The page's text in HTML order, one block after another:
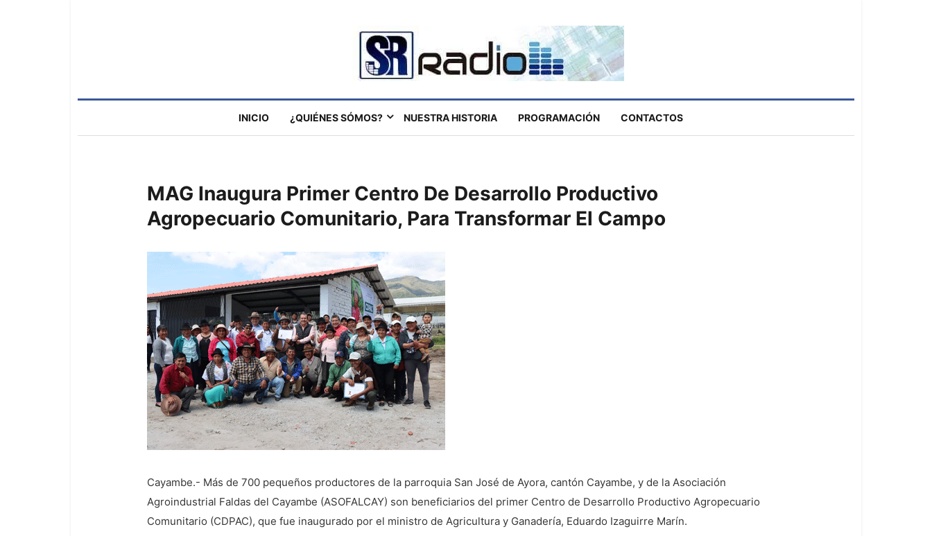
INICIO ¿QUIÉNES SÓMOS? NUESTRA HISTORIA PROGRAMACIÓN CONTACTOS
MAG Inaugura Primer Centro De Desarrollo Productivo
Agropecuario Comunitario, Para Transformar El Campo
Cayambe.- Más de 700 pequeños productores de la parroquia San José de Ayora, cantón Cayambe, y de la Asociación
Agroindustrial Faldas del Cayambe (ASOFALCAY) son beneficiarios del primer Centro de Desarrollo Productivo Agropecuario
Comunitario (CDPAC), que fue inaugurado por el ministro de Agricultura y Ganadería, Eduardo Izaguirre Marín.